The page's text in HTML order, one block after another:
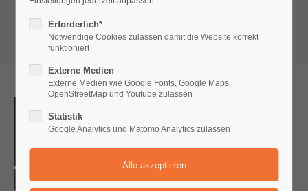
Passwort
Anmelden
Register
Lorem ipsum dolor sit amet:
Image
Content 800px (Responsive)
Erforderlich*
Notwendige Cookies zulassen damit die Website korrekt
funktioniert
Externe Medien
Externe Medien wie Google Fonts, Google Maps,
OpenStreetMap und Youtube zulassen
Statistik
Google Analytics und Matomo Analytics zulassen